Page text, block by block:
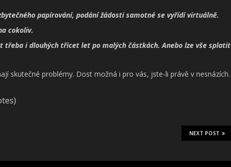
papírování, podání žádosti samotné se vyřídí virtuálně.
cokoliv.
třeba i dlouhých třicet let po malých částkách. Anebo lze vše splatit
skutečné problémy. Dost možná i pro vás, jste-li právě v nesnázích.
NEXT POST